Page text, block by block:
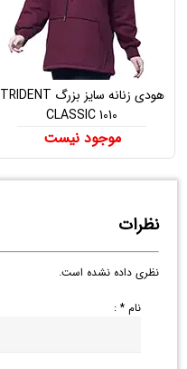
هودی زنانه سایز بزرگ TRIDENT
CLASSIC 1010
موجود نیست
نظرات
نظری داده نشده است.
نام * :